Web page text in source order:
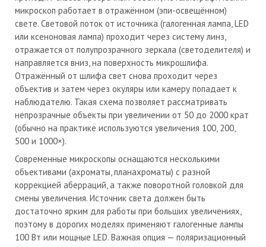
микроскоп работает в отражённом (эпи-освещённом)
свете. Световой поток от источника (галогенная лампа, LED
или ксеноновая лампа) проходит через систему линз,
отражается от полупрозрачного зеркала (светоделителя) и
направляется вниз, на поверхность микрошлифа.
Отражённый от шлифа свет снова проходит через
объектив и затем через окуляры или камеру попадает к
наблюдателю. Такая схема позволяет рассматривать
непрозрачные объекты при увеличении от 50 до 2000 крат
(обычно на практике используются увеличения 100, 200,
500 и 1000×).
Современные микроскопы оснащаются несколькими
объективами (ахроматы, планахроматы) с разной
коррекцией аберраций, а также поворотной головкой для
смены увеличения. Источник света должен быть
достаточно ярким для работы при больших увеличениях,
поэтому в дорогих моделях применяют галогенные лампы
100 Вт или мощные LED. Важная опция — поляризационный